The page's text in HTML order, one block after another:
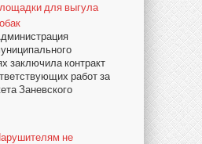
для выгула
заключила контракт
работ за
Заневского
не